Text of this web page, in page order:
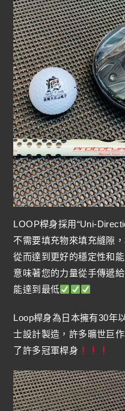
LOOP桿身採用“Uni-
不需要填充物來填充縫隙
從而達到更好的穩定性和
意味著您的力量從手傳遞
能達到最低
Loop桿身為日本擁有30年
士設計製造，許多曠世巨
了許多冠軍桿身